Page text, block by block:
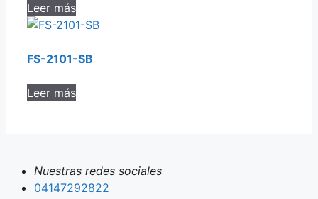
Leer más
FS-2101-SB
Leer más
Nuestras redes sociales
04147292822